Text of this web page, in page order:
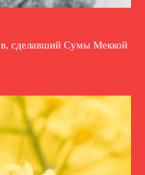
сделавший Сумы Меккой